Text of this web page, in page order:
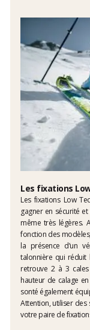
Les fixations
Les fixations Low
gagner en sécurité
même très légères.
fonction des
la présence d’un
talonnière qui réduit
retrouve 2 à 3
hauteur de calage
sonté également
Attention, utiliser
votre paire de